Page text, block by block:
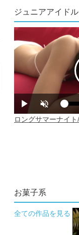
ジュニアアイドル
お菓子系
全ての作品を見る